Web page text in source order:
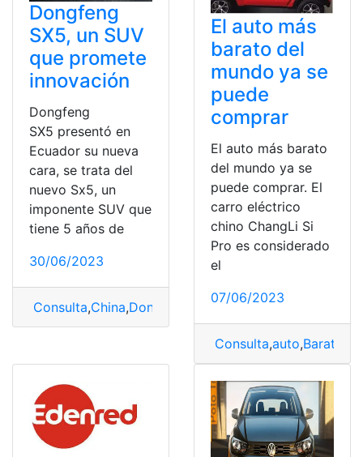
Dongfeng
SX5, un SUV
que promete
innovación
Dongfeng
SX5 presentó en
Ecuador su nueva
cara, se trata del
nuevo Sx5, un
imponente SUV que
tiene 5 años de
30/06/2023
Consulta,China,DongFeng innovación,marca
El auto más
barato del
mundo ya se
puede
comprar
El auto más barato
del mundo ya se
puede comprar. El
carro eléctrico
chino ChangLi Si
Pro es considerado
el
07/06/2023
Consulta,auto,Barato